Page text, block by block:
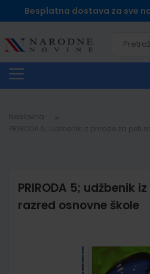
Besplatna dostava za sve
Naslovna
PRIRODA 5; udžbenik
razred osnovne škole